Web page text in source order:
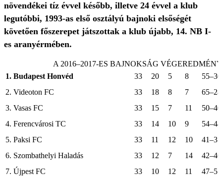
növendékei tíz évvel később, illetve 24 évvel a klub
legutóbbi, 1993-as első osztályú bajnoki elsőségét
követően főszerepet játszottak a klub újabb, 14. NB I-
es aranyérmében.
A 2016–2017-ES BAJNOKSÁG
1. Budapest Honvéd
33 20 5 8
55–30
2. Videoton FC
33 18 8 7
65–28
3. Vasas FC
33 15 7 11
50–40
4. Ferencvárosi TC
33 14 10 9
54–44
5. Paksi FC
33 11 12 10
41–37
6. Szombathelyi Haladás
33 12 7 14
42–46
7. Újpest FC
33 10 12 11
47–51